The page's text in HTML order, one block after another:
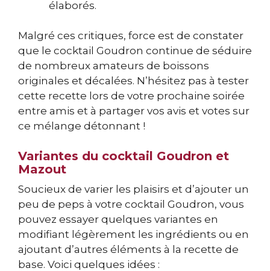
élaborés.
Malgré ces critiques, force est de constater
que le cocktail Goudron continue de séduire
de nombreux amateurs de boissons
originales et décalées. N’hésitez pas à tester
cette recette lors de votre prochaine soirée
entre amis et à partager vos avis et votes sur
ce mélange détonnant !
Variantes du cocktail Goudron et
Mazout
Soucieux de varier les plaisirs et d’ajouter un
peu de peps à votre cocktail Goudron, vous
pouvez essayer quelques variantes en
modifiant légèrement les ingrédients ou en
ajoutant d’autres éléments à la recette de
base. Voici quelques idées :